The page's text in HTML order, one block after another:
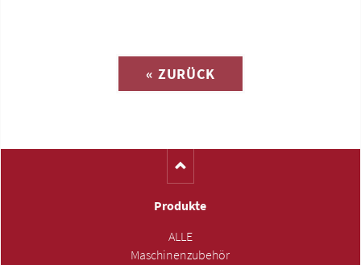
« ZURÜCK
Produkte
ALLE
Maschinenzubehör